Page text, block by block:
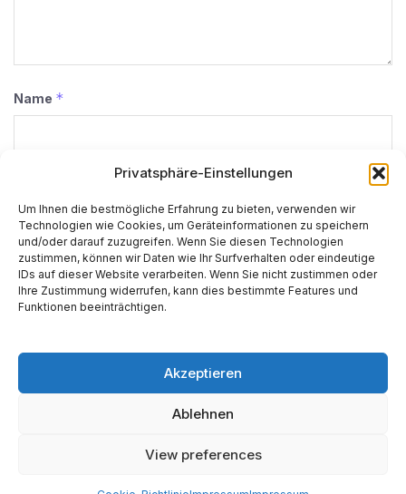
Privatsphäre-Einstellungen
Um Ihnen die bestmögliche Erfahrung zu bieten, verwenden wir
Technologien wie Cookies, um Geräteinformationen zu speichern
und/oder darauf zuzugreifen. Wenn Sie diesen Technologien
zustimmen, können wir Daten wie Ihr Surfverhalten oder eindeutige
IDs auf dieser Website verarbeiten. Wenn Sie nicht zustimmen oder
Ihre Zustimmung widerrufen, kann dies bestimmte Features und
Funktionen beeinträchtigen.
Akzeptieren
Ablehnen
View preferences
Name *
E-Mail-Adresse*
Website
Alternative:
Kapital Prognosen